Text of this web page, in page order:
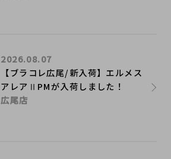
【ブラコレ広尾/新入荷】エルメス
アレアⅡPMが入荷しました！
2026.08.07
広尾店